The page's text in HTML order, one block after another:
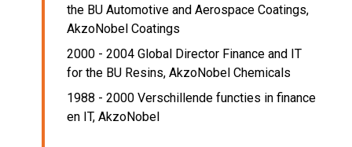
the BU Automotive and Aerospace Coatings,
AkzoNobel Coatings
2000 - 2004 Global Director Finance and IT
for the BU Resins, AkzoNobel Chemicals
1988 - 2000 Verschillende functies in finance
en IT, AkzoNobel